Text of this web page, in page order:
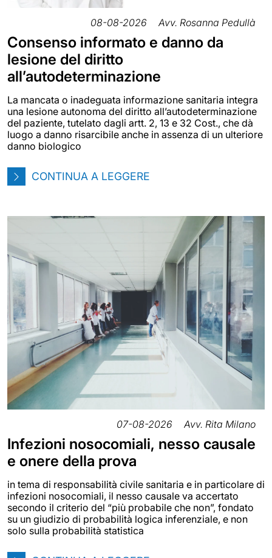
08-08-2026 Avv. Rosanna Pedullà
Consenso informato e danno da
lesione del diritto
all’autodeterminazione
La mancata o inadeguata informazione sanitaria integra
una lesione autonoma del diritto all’autodeterminazione
del paziente, tutelato dagli artt. 2, 13 e 32 Cost., che dà
luogo a danno risarcibile anche in assenza di un ulteriore
danno biologico
CONTINUA A LEGGERE
07-08-2026 Avv. Rita Milano
Infezioni nosocomiali, nesso causale
e onere della prova
in tema di responsabilità civile sanitaria e in particolare di
infezioni nosocomiali, il nesso causale va accertato
secondo il criterio del “più probabile che non”, fondato
su un giudizio di probabilità logica inferenziale, e non
solo sulla probabilità statistica